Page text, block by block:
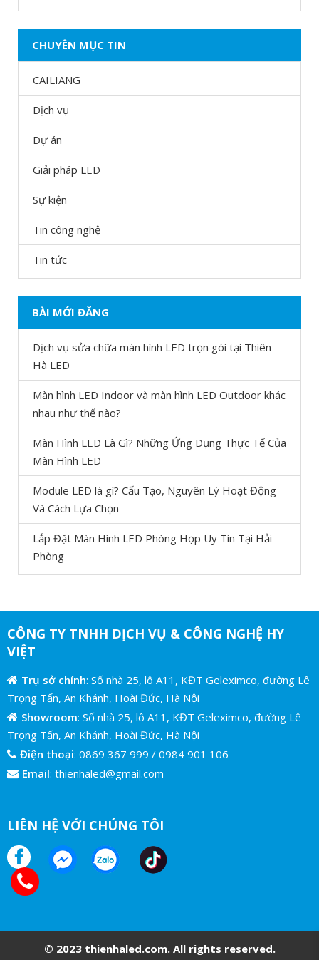
CHUYÊN MỤC TIN
CAILIANG
Dịch vụ
Dự án
Giải pháp LED
Sự kiện
Tin công nghệ
Tin tức
BÀI MỚI ĐĂNG
Dịch vụ sửa chữa màn hình LED trọn gói tại Thiên
Hà LED
Màn hình LED Indoor và màn hình LED Outdoor khác
nhau như thế nào?
Màn Hình LED Là Gì? Những Ứng Dụng Thực Tế Của
Màn Hình LED
Module LED là gì? Cấu Tạo, Nguyên Lý Hoạt Động
Và Cách Lựa Chọn
Lắp Đặt Màn Hình LED Phòng Họp Uy Tín Tại Hải
Phòng
CÔNG TY TNHH DỊCH VỤ & CÔNG NGHỆ HY
VIỆT
Trụ sở chính: Số nhà 25, lô A11, KĐT Geleximco, đường Lê
Trọng Tấn, An Khánh, Hoài Đức, Hà Nội
Showroom: Số nhà 25, lô A11, KĐT Geleximco, đường Lê
Trọng Tấn, An Khánh, Hoài Đức, Hà Nội
Điện thoại: 0869 367 999 / 0984 901 106
Email: thienhaled@gmail.com
LIÊN HỆ VỚI CHÚNG TÔI
© 2023 thienhaled.com. All rights reserved.